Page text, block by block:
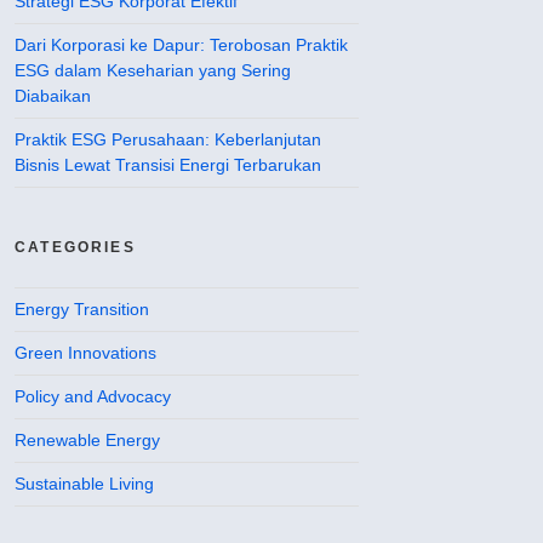
Dari Korporasi ke Dapur: Terobosan Praktik
ESG dalam Keseharian yang Sering
Diabaikan
Praktik ESG Perusahaan: Keberlanjutan
Bisnis Lewat Transisi Energi Terbarukan
CATEGORIES
Energy Transition
Green Innovations
Policy and Advocacy
Renewable Energy
Sustainable Living